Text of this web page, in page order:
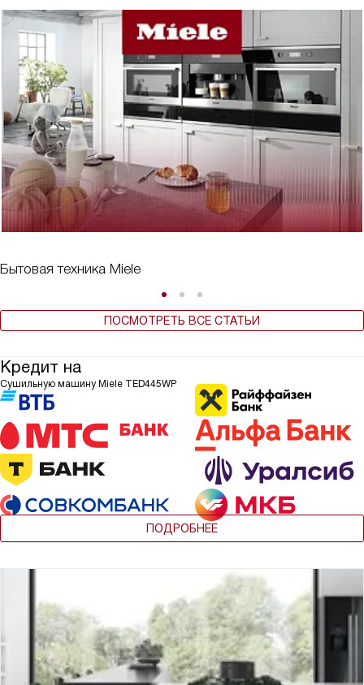
Бытовая техника Miele
ПОСМОТРЕТЬ ВСЕ СТАТЬИ
Кредит на
Сушильную машину Miele TED445WP
ПОДРОБНЕЕ